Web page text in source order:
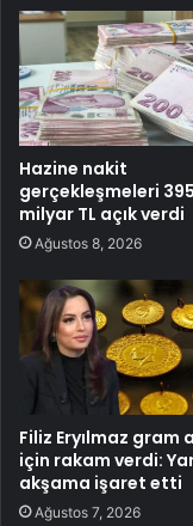
Hazine nakit
gerçekleşmeleri
milyar TL açık verdi
Ağustos 8, 2026
Filiz Eryılmaz gram
için rakam verdi:
akşama işaret etti
Ağustos 7, 2026